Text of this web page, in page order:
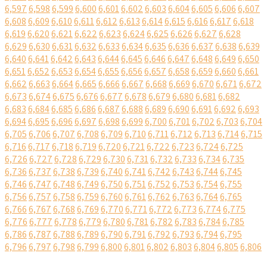
6,5976,5986,5996,6006,6016,6026,6036,6046,6056,6066,607
6,6086,6096,6106,6116,6126,6136,6146,6156,6166,6176,618
6,6196,6206,6216,6226,6236,6246,6256,6266,6276,628
6,6296,6306,6316,6326,6336,6346,6356,6366,6376,6386,639
6,6406,6416,6426,6436,6446,6456,6466,6476,6486,6496,650
6,6516,6526,6536,6546,6556,6566,6576,6586,6596,6606,661
6,6626,6636,6646,6656,6666,6676,6686,6696,6706,6716,672
6,6736,6746,6756,6766,6776,6786,6796,6806,6816,682
6,6836,6846,6856,6866,6876,6886,6896,6906,6916,6926,693
6,6946,6956,6966,6976,6986,6996,7006,7016,7026,7036,704
6,7056,7066,7076,7086,7096,7106,7116,7126,7136,7146,715
6,7166,7176,7186,7196,7206,7216,7226,7236,7246,725
6,7266,7276,7286,7296,7306,7316,7326,7336,7346,735
6,7366,7376,7386,7396,7406,7416,7426,7436,7446,745
6,7466,7476,7486,7496,7506,7516,7526,7536,7546,755
6,7566,7576,7586,7596,7606,7616,7626,7636,7646,765
6,7666,7676,7686,7696,7706,7716,7726,7736,7746,775
6,7766,7776,7786,7796,7806,7816,7826,7836,7846,785
6,7866,7876,7886,7896,7906,7916,7926,7936,7946,795
6,7966,7976,7986,7996,8006,8016,8026,8036,8046,8056,806